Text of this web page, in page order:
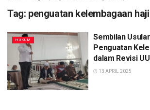
Tag: penguatan kelembagaan haji
HUKUM
Sembilan
Penguatan
dalam Revisi
13 APRIL 2025